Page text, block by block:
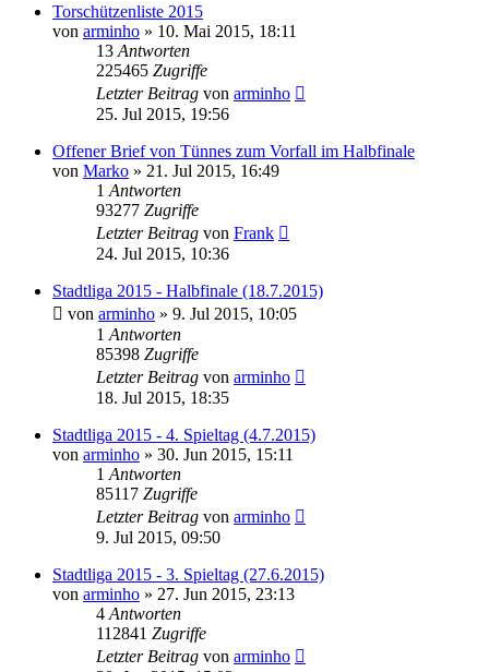
Torschützenliste 2015
von arminho » 10. Mai 2015, 18:11
13 Antworten
225465 Zugriffe
Letzter Beitrag von arminho
25. Jul 2015, 19:56
Offener Brief von Tünnes zum Vorfall im Halbfinale
von Marko » 21. Jul 2015, 16:49
1 Antworten
93277 Zugriffe
Letzter Beitrag von Frank
24. Jul 2015, 10:36
Stadtliga 2015 - Halbfinale (18.7.2015)
von arminho » 9. Jul 2015, 10:05
1 Antworten
85398 Zugriffe
Letzter Beitrag von arminho
18. Jul 2015, 18:35
Stadtliga 2015 - 4. Spieltag (4.7.2015)
von arminho » 30. Jun 2015, 15:11
1 Antworten
85117 Zugriffe
Letzter Beitrag von arminho
9. Jul 2015, 09:50
Stadtliga 2015 - 3. Spieltag (27.6.2015)
von arminho » 27. Jun 2015, 23:13
4 Antworten
112841 Zugriffe
Letzter Beitrag von arminho